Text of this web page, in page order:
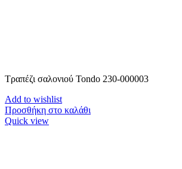
Τραπέζι σαλονιού Tondo 230-000003
Add to wishlist
Προσθήκη στο καλάθι
Quick view